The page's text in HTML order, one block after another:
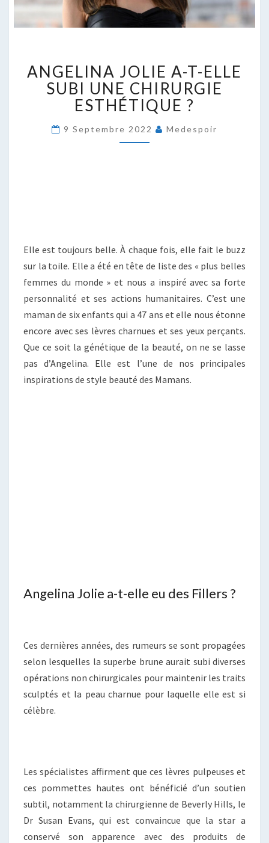
JOLIE
A-
T-
ELLE
SUBI
ANGELINA JOLIE A-T-ELLE
SUBI UNE CHIRURGIE
ESTHÉTIQUE ?
9 Septembre 2022 Medespoir
Elle est toujours belle. À chaque fois, elle fait le buzz
sur la toile. Elle a été en tête de liste des « plus belles
femmes du monde » et nous a inspiré avec sa forte
personnalité et ses actions humanitaires. C’est une
maman de six enfants qui a 47 ans et elle nous étonne
encore avec ses lèvres charnues et ses yeux perçants.
Que ce soit la génétique de la beauté, on ne se lasse
pas d’Angelina. Elle est l’une de nos principales
inspirations de style beauté des Mamans.
Angelina Jolie a-t-elle eu des Fillers ?
Ces dernières années, des rumeurs se sont propagées
selon lesquelles la superbe brune aurait subi diverses
opérations non chirurgicales pour maintenir les traits
sculptés et la peau charnue pour laquelle elle est si
célèbre.
Les spécialistes affirment que ces lèvres pulpeuses et
ces pommettes hautes ont bénéficié d’un soutien
subtil, notamment la chirurgienne de Beverly Hills, le
Dr Susan Evans, qui est convaincue que la star a
conservé son apparence avec des produits de